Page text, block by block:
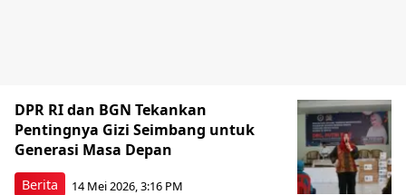
Berita
DPR RI dan BGN Tekankan
Pentingnya Gizi Seimbang untuk
Generasi Masa Depan
14 Mei 2026, 3:16 PM